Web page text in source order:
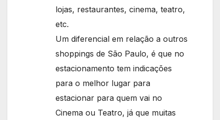
lojas, restaurantes, cinema, teatro,
etc.
Um diferencial em relação a outros
shoppings de São Paulo, é que no
estacionamento tem indicações
para o melhor lugar para
estacionar para quem vai no
Cinema ou Teatro, já que muitas